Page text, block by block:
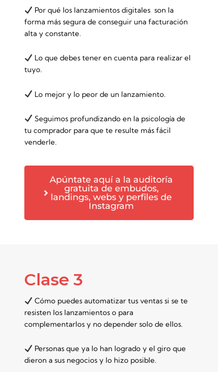
Por qué los lanzamientos digitales son la
forma más segura de conseguir una facturación
alta y constante.
Lo que debes tener en cuenta para realizar el
tuyo.
Lo mejor y lo peor de un lanzamiento.
Seguimos profundizando en la psicología de
tu comprador para que te resulte más fácil
venderle.
Apúntate aquí a la auditoría
gratuita de embudos,
landings, webs y perfiles de
Instagram
Clase 3
Cómo puedes automatizar tus ventas si se te
resisten los lanzamientos o para
complementarlos y no depender solo de ellos.
Personas que ya lo han logrado y el giro que
dieron a sus negocios y lo hizo posible.